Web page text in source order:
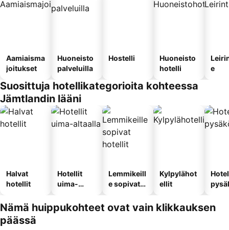
Aamiaisma
joitukset
Huoneisto
palveluilla
Hostelli
Huoneisto
hotelli
e
Suosittuja hotellikategorioita kohteessa
Jämtlandin lääni
Halvat
hotellit
Hotellit
uima-
Lemmikeill
e sopivat
Kylpylähot
ellit
Nämä huippukohteet ovat vain klikkauksen
päässä